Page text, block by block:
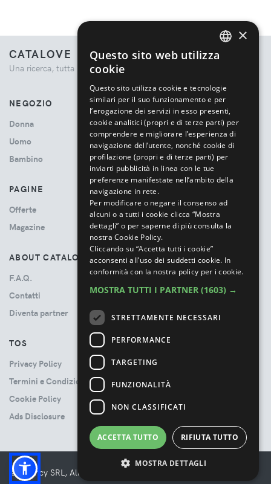
CATALOVE
Una ricerca, tutta la moda.
NEGOZIO
Donna
Uomo
Bambino
PAGINE
Offerte
Magazine
ABOUT CATALOVE
F.A.Q.
Contatti
Diventa partner
TOS
Privacy Policy
Termini e Condizioni
Cookie Policy
Ads Disclosure
© Booncy SRL, All rights reserved. - VAT 06534300485
×
Questo sito web utilizza
cookie
Questo sito utilizza cookie e tecnologie
similari per il suo funzionamento e per
l’erogazione dei servizi in esso presenti,
cookie analitici (propri e di terze parti) per
comprendere e migliorare l’esperienza di
navigazione dell’utente, nonché cookie di
profilazione (propri e di terze parti) per
inviarti pubblicità in linea con le tue
preferenze manifestate nell’ambito della
navigazione in rete.
Per modificare o negare il consenso ad
alcuni o a tutti i cookie clicca “Mostra
dettagli” o per saperne di più consulta la
nostra Cookie Policy.
Cliccando su “Accetta tutti i cookie”
acconsenti all’uso dei suddetti cookie. In
conformità con la nostra policy per i cookie.
MOSTRA TUTTI I PARTNER (1603) →
STRETTAMENTE NECESSARI
PERFORMANCE
TARGETING
FUNZIONALITÀ
NON CLASSIFICATI
ACCETTA TUTTO RIFIUTA TUTTO
MOSTRA DETTAGLI